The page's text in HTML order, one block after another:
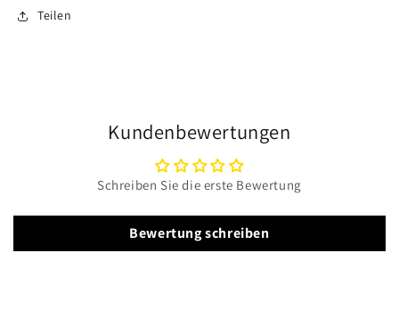
Teilen
Kundenbewertungen
Schreiben Sie die erste Bewertung
Bewertung schreiben